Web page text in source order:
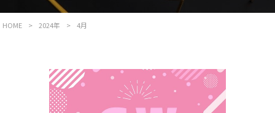
HOME > 2024年 > 4月